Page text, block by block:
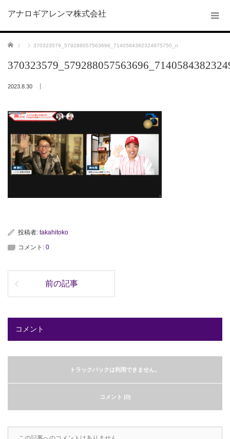
アナロギアレンマ株式会社
ホーム 370323579_579288057563696_7140584382324975750_n
2023.8.30
投稿者: takahitoko
コメント: 0
前の記事
コメント
トラックバックは利用できません。
コメント (0)